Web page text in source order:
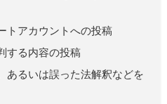
トアカウントへの投稿
する内容の投稿
あるいは誤った法解釈などを